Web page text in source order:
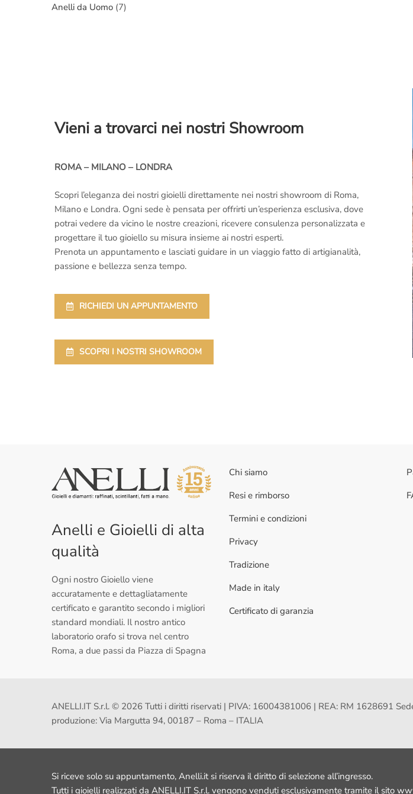
Anelli da Uomo (7)
Vieni a trovarci nei nostri Showroom
ROMA – MILANO – LONDRA
Scopri l’eleganza dei nostri gioielli direttamente nei nostri showroom di Roma,
Milano e Londra. Ogni sede è pensata per offrirti un’esperienza esclusiva, dove
potrai vedere da vicino le nostre creazioni, ricevere consulenza personalizzata e
progettare il tuo gioiello su misura insieme ai nostri esperti.
Prenota un appuntamento e lasciati guidare in un viaggio fatto di artigianalità,
passione e bellezza senza tempo.
RICHIEDI UN APPUNTAMENTO
SCOPRI I NOSTRI SHOWROOM
Anelli e Gioielli di alta
qualità
Ogni nostro Gioiello viene
accuratamente e dettagliatamente
certificato e garantito secondo i migliori
standard mondiali. Il nostro antico
laboratorio orafo si trova nel centro
Roma, a due passi da Piazza di Spagna
Chi siamo
Resi e rimborso
Termini e condizioni
Privacy
Tradizione
Made in italy
Certificato di garanzia
ANELLI.IT S.r.l. © 2026 Tutti i diritti riservati | PIVA: 16004381006 | REA: RM 1628691
produzione: Via Margutta 94, 00187 – Roma – ITALIA
Si riceve solo su appuntamento, Anelli.it si riserva il diritto di selezione all’ingresso.
Tutti i gioielli realizzati da ANELLI.IT S.r.l. vengono venduti esclusivamente tramite il sito